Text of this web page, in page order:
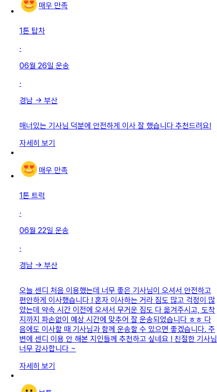
매우 만족
1톤 탑차
·
06월 26일 운송
·
경남 → 부산
매너있는 기사님 덕분에 안전하게 이사 잘 했습니다 추천드려요!
자세히 보기
매우 만족
1톤 트럭
·
06월 22일 운송
·
경남 → 부산
오늘 센디 처음 이용했는데 너무 좋은 기사님이 오셔서 안전하고
편안하게 이사했습니다 ! 혼자 이사하는 거라 짐도 많고 걱정이 많
았는데 약속 시간 이전에 오셔서 무거운 짐도 다 옮겨주시고, 도착
지까지 파손없이 예상 시간에 맞추어 잘 운송되었습니다 ㅎㅎ 다
음에도 이사할 때 기사님과 함께 운송할 수 있으면 좋겠습니다. 주
변에 센디 이용 안 해본 지인들께 추천하고 싶네요 ! 친절한 기사님
너무 감사합니다 ~
자세히 보기